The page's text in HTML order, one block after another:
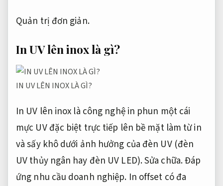
Quản trị đơn giản.
In UV lên inox là gì?
IN UV LÊN INOX LÀ GÌ?
In UV lên inox là công nghệ in phun một cái
mực UV đặc biệt trực tiếp lên bề mặt làm từ in
và sấy khô dưới ảnh hưởng của đèn UV (đèn
UV thủy ngân hay đèn UV LED).Sửa chữa.Đáp
ứng nhu cầu doanh nghiệp. In offset có đa